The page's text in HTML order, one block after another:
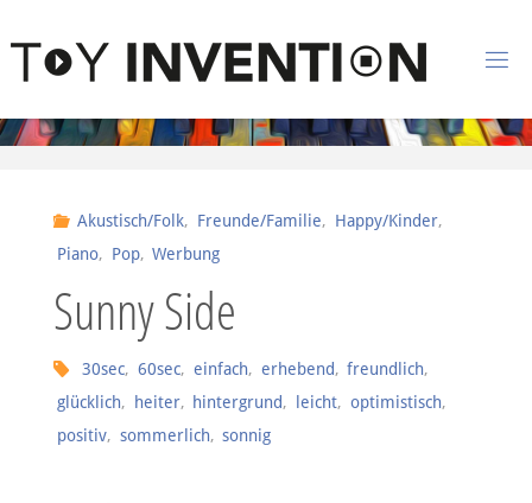
O
Y
O
Akustisch/Folk, Freunde/Familie, Happy/Kinder,
Piano, Pop, Werbung
Sunny Side
30sec, 60sec, einfach, erhebend, freundlich,
glücklich, heiter, hintergrund, leicht, optimistisch,
positiv, sommerlich, sonnig